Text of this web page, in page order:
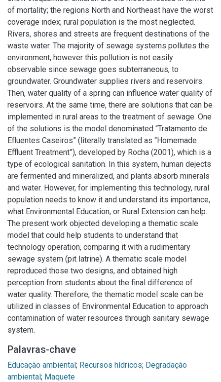
of mortality; the regions North and Northeast have the worst
coverage index; rural population is the most neglected.
Rivers, shores and streets are frequent destinations of the
waste water. The majority of sewage systems pollutes the
environment, however this pollution is not easily
observable since sewage goes subterraneous, to
groundwater. Groundwater supplies rivers and reservoirs.
Then, water quality of a spring can influence water quality of
reservoirs. At the same time, there are solutions that can be
implemented in rural areas to the treatment of sewage. One
of the solutions is the model denominated “Tratamento de
Efluentes Caseiros” (literally translated as “Homemade
Effluent Treatment”), developed by Rocha (2001), which is a
type of ecological sanitation. In this system, human dejects
are fermented and mineralized, and plants absorb minerals
and water. However, for implementing this technology, rural
population needs to know it and understand its importance,
what Environmental Education, or Rural Extension can help.
The present work objected developing a thematic scale
model that could help students to understand that
technology operation, comparing it with a rudimentary
sewage system (pit latrine). A thematic scale model
reproduced those two designs, and obtained high
perception from students about the final difference of
water quality. Therefore, the thematic model scale can be
utilized in classes of Environmental Education to approach
contamination of water resources through sanitary sewage
system.
Palavras-chave
Educação ambiental; Recursos hídricos; Degradação
ambiental; Maquete